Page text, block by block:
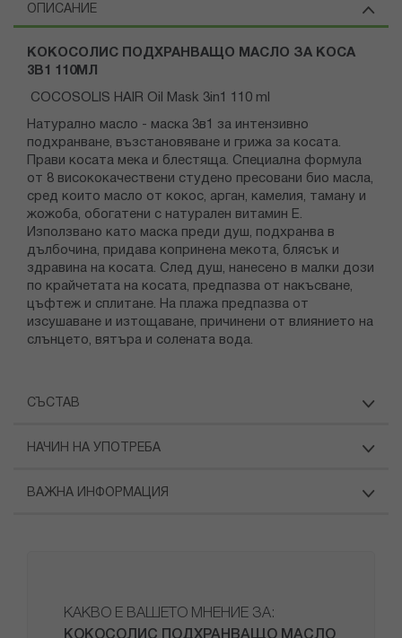
ОПИСАНИЕ
КОКОСОЛИС ПОДХРАНВАЩО МАСЛО ЗА КОСА
3В1 110МЛ
COCOSOLIS HAIR Oil Mask 3in1 110 ml
Натурално масло - маска 3в1 за интензивно
подхранване, възстановяване и грижа за косата.
Прави косата мека и блестяща. Специална формула
от 8 висококачествени студено пресовани био масла,
сред които масло от кокос, арган, камелия, таману и
жожоба, обогатени с натурален витамин Е.
Използвано като маска преди душ, подхранва в
дълбочина, придава копринена мекота, блясък и
здравина на косата. След душ, нанесено в малки дози
по крайчетата на косата, предпазва от накъсване,
цъфтеж и сплитане. На плажа предпазва от
изсушаване и изтощаване, причинени от влиянието на
слънцето, вятъра и солената вода.
СЪСТАВ
НАЧИН НА УПОТРЕБА
ВАЖНА ИНФОРМАЦИЯ
КАКВО Е ВАШЕТО МНЕНИЕ ЗА: